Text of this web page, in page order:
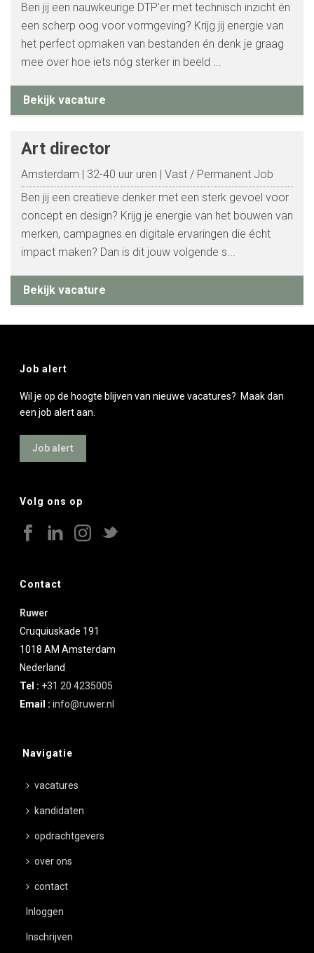
Ben jij een nauwkeurige DTP’er met technisch inzicht én
een scherp oog voor vormgeving? Krijg jij energie van
het perfect opmaken van bestanden én denk je graag
mee over hoe iets nóg sterker in beeld ...
Bekijk vacature
Art director
Amsterdam 32-40 uur uren
Vast / Permanent Job
Ben jij een creatieve denker met een sterk gevoel voor
concept en design? Krijg je energie van het bouwen van
merken, campagnes en digitale ervaringen die écht
impact maken? Dan is dit jouw volgende s...
Bekijk vacature
Job alert
Wil je op de hoogte blijven van nieuwe vacatures? Maak dan
een job alert aan.
Job alert
Volg ons op
Contact
Ruwer
Cruquiuskade 191
1018 AM Amsterdam
Nederland
Tel : +31 20 4235005
Email :info@ruwer.nl
Navigatie
vacatures
kandidaten
opdrachtgevers
over ons
contact
Inloggen
Inschrijven